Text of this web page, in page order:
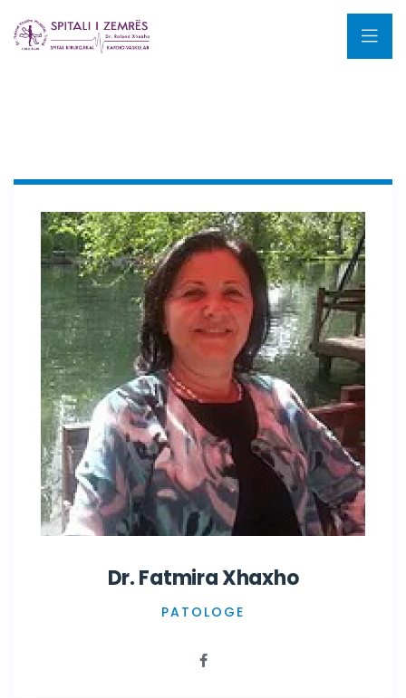
Dr. Fatmira Xhaxho
PATOLOGE